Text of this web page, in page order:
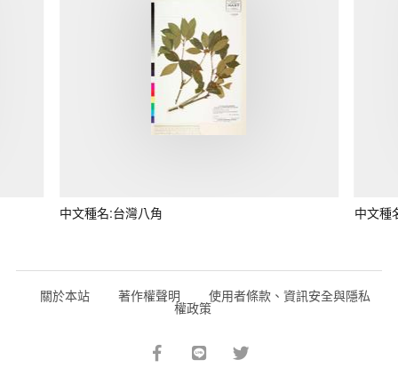
中文種名:台灣八角 中文種
關於本站 著作權聲明 使用者條款、資訊安全與隱私
權政策